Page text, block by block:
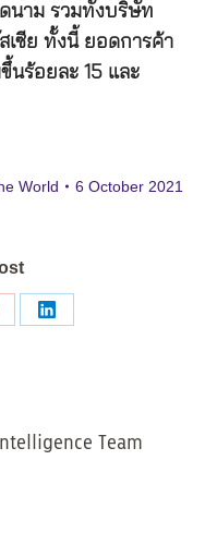
นาม รวมทั้งบริษัท
เซีย ทั้งนี้ ยอดการค้า
นร้อยละ 15 และ
World 6 October 2021
Share
Team